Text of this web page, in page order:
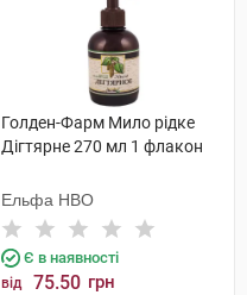
Голден-Фарм Мило рідке
Дігтярне 270 мл 1 флакон
Ельфа НВО
Є в наявності
від 75.50 грн